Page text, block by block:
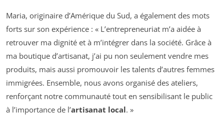
Maria, originaire d’Amérique du Sud, a également des mots
forts sur son expérience : « L’entrepreneuriat m’a aidée à
retrouver ma dignité et à m’intégrer dans la société. Grâce à
ma boutique d’artisanat, j’ai pu non seulement vendre mes
produits, mais aussi promouvoir les talents d’autres femmes
immigrées. Ensemble, nous avons organisé des ateliers,
renforçant notre communauté tout en sensibilisant le public
à l’importance de l’artisanat local. »